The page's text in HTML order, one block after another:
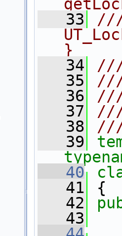
   33
}
   34
   35
   36
///
   37
   38
///
   39
   40
   41
{
   42
   43